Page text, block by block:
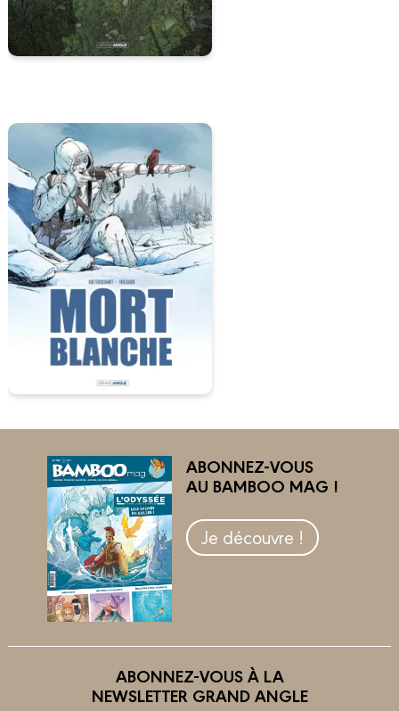
ABONNEZ-VOUS
AU BAMBOO MAG !
Je découvre !
ABONNEZ-VOUS À LA
NEWSLETTER GRAND ANGLE